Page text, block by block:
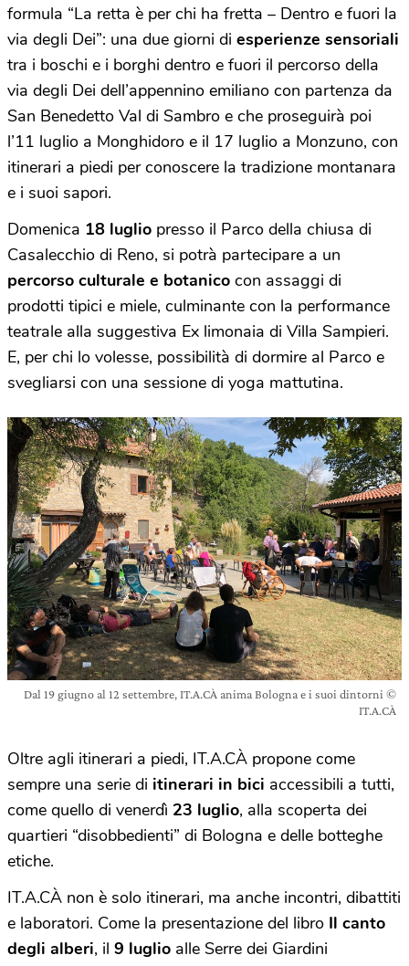
formula “La retta è per chi ha fretta – Dentro e fuori la
via degli Dei”: una due giorni di esperienze sensoriali
tra i boschi e i borghi dentro e fuori il percorso della
via degli Dei dell’appennino emiliano con partenza da
San Benedetto Val di Sambro e che proseguirà poi
l’11 luglio a Monghidoro e il 17 luglio a Monzuno, con
itinerari a piedi per conoscere la tradizione montanara
e i suoi sapori.
Domenica 18 luglio presso il Parco della chiusa di
Casalecchio di Reno, si potrà partecipare a un
percorso culturale e botanico con assaggi di
prodotti tipici e miele, culminante con la performance
teatrale alla suggestiva Ex limonaia di Villa Sampieri.
E, per chi lo volesse, possibilità di dormire al Parco e
svegliarsi con una sessione di yoga mattutina.
Dal 19 giugno al 12 settembre, IT.A.CÀ anima Bologna e i suoi dintorni ©
IT.A.CÀ
Oltre agli itinerari a piedi, IT.A.CÀ propone come
sempre una serie di itinerari in bici accessibili a tutti,
come quello di venerdì 23 luglio, alla scoperta dei
quartieri “disobbedienti” di Bologna e delle botteghe
etiche.
IT.A.CÀ non è solo itinerari, ma anche incontri, dibattiti
e laboratori. Come la presentazione del libro Il canto
degli alberi, il 9 luglio alle Serre dei Giardini